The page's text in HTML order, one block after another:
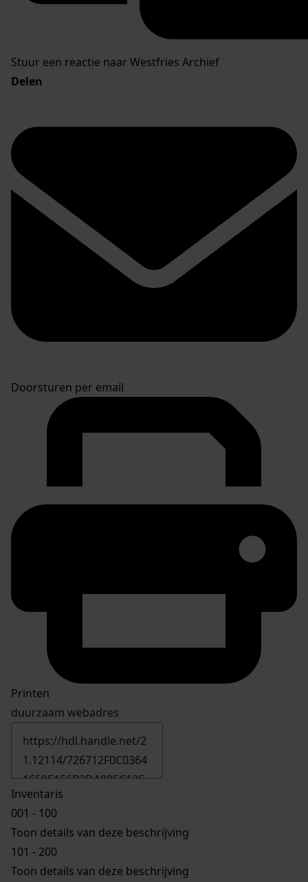
Stuur een reactie naar Westfries Archief
Delen
Doorsturen per email
Printen
duurzaam webadres
Inventaris
001 - 100
Toon details van deze beschrijving
101 - 200
Toon details van deze beschrijving